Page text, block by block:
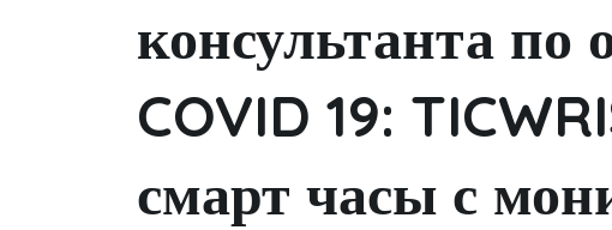
консультанта по
COVID 19:
смарт часы с